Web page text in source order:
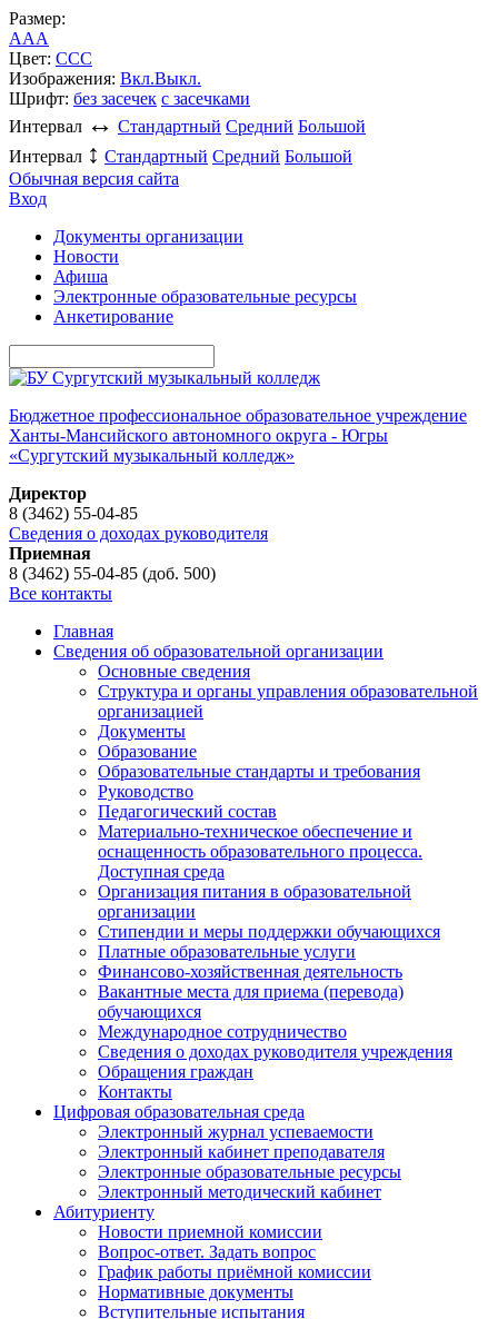
Размер:
AAA
Цвет: CCC
Изображения: Вкл.Выкл.
Шрифт: без засечек с засечками
Интервал ↔ Стандартный Средний Большой
Интервал ↕ Стандартный Средний Большой
Обычная версия сайта
Вход
Документы организации
Новости
Афиша
Электронные образовательные ресурсы
Анкетирование
Бюджетное профессиональное образовательное учреждение
Ханты-Мансийского автономного округа - Югры
«Сургутский музыкальный колледж»
Директор
8 (3462) 55-04-85
Сведения о доходах руководителя
Приемная
8 (3462) 55-04-85 (доб. 500)
Все контакты
Главная
Сведения об образовательной организации
Основные сведения
Структура и органы управления образовательной
организацией
Документы
Образование
Образовательные стандарты и требования
Руководство
Педагогический состав
Материально-техническое обеспечение и
оснащенность образовательного процесса.
Доступная среда
Организация питания в образовательной
организации
Стипендии и меры поддержки обучающихся
Платные образовательные услуги
Финансово-хозяйственная деятельность
Вакантные места для приема (перевода)
обучающихся
Международное сотрудничество
Сведения о доходах руководителя учреждения
Обращения граждан
Контакты
Цифровая образовательная среда
Электронный журнал успеваемости
Электронный кабинет преподавателя
Электронные образовательные ресурсы
Электронный методический кабинет
Абитуриенту
Новости приемной комиссии
Вопрос-ответ. Задать вопрос
График работы приёмной комиссии
Нормативные документы
Вступительные испытания